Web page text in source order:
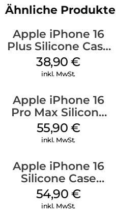
Ähnliche Produkte
Apple iPhone 16
Plus Silicone Case
MagSafe Denim
38,90€
inkl. MwSt.
Apple iPhone 16
Pro Max Silicone
Case MagSafe
Stone Gray
55,90 €
inkl. MwSt.
Apple iPhone 16
Silicone Case
MagSafe Black
54,90 €
inkl. MwSt.